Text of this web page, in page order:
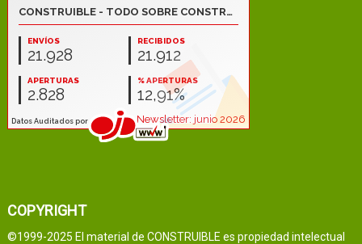
COPYRIGHT
©1999-2025 El material de CONSTRUIBLE es propiedad intelectual